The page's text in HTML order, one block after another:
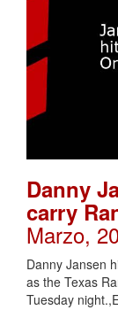
Danny
carry
Marzo,
Danny Jansen
as the Texas
Tuesday